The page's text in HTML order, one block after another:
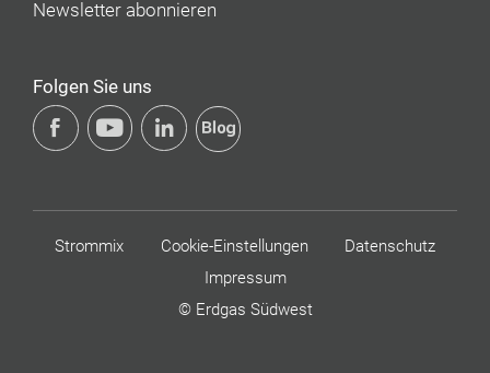
Newsletter abonnieren
Folgen Sie uns
Strommix Cookie-Einstellungen
Datenschutz
Impressum
© Erdgas Südwest